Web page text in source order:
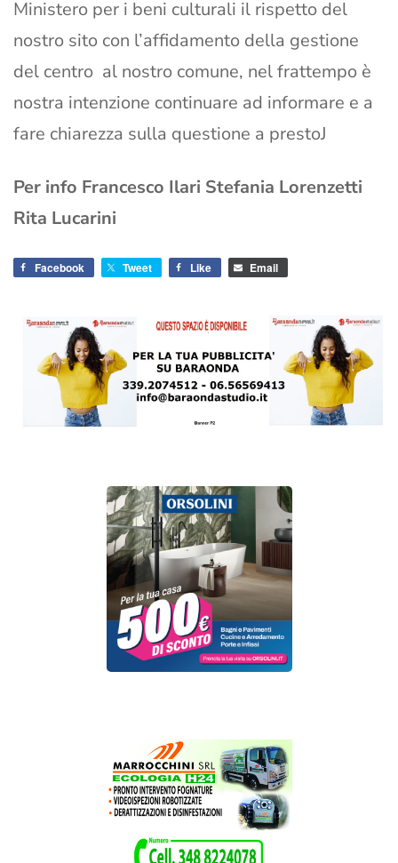
Ministero per i beni culturali il rispetto del
nostro sito con l’affidamento della gestione
del centro al nostro comune, nel frattempo è
nostra intenzione continuare ad informare e a
fare chiarezza sulla questione a prestoJ
Per info Francesco Ilari Stefania Lorenzetti
Rita Lucarini
Facebook Tweet Like Email